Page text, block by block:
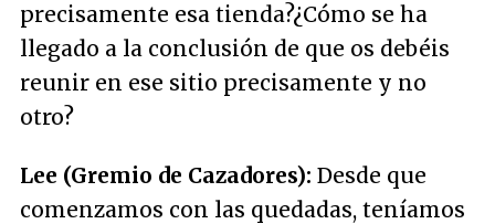
precisamente esa tienda?¿Cómo se ha
llegado a la conclusión de que os debéis
reunir en ese sitio precisamente y no
otro?
Lee (Gremio de Cazadores): Desde que
comenzamos con las quedadas, teníamos